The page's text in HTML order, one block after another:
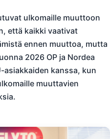
ulkomaille muuttoon
että kaikki vaativat
ennen muuttoa, mutta
2026 OP ja Nordea
asiakkaiden kanssa, kun
muuttavien